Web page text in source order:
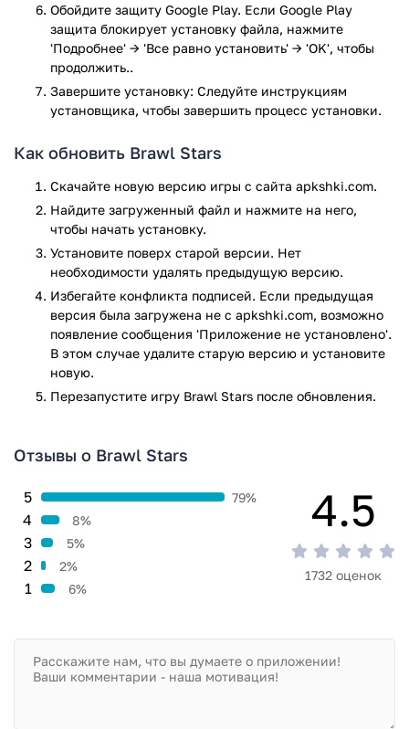
постараться собрать как можно больше звезд.
Победу одержат те, у кого будет больше звезд.
Ограбление. Постарайтесь добраться к сокровищу
соперника как можно незаметней и присвоить его.
Помните, что враг не дремлет и так же открыл охоту
на ваши драгоценности.
вы хороши в футболе. При этом целью будет забить
справится и победит. Учтите, что игра проводится
без красных карт.
Помимо этого вас ждут:
Столкновения. В этой игре доступен парный или
одиночный режим. Это самая настоящая битва на
выживание, где вам предстоит победить любой
ценой. Приложить максимум усилий и прокачайте
своего персонажа так, чтобы наверняка одержать
победу.
Особые события. Здесь у вас будет шанс сразиться
времени и для победы нужно обязательно уложиться
Докажите, что вы можете превзойти всех, займите одну из
первых позиций в лидерстве. Скачать приложение на
телефон можно совершенно бесплатно, чтобы начать свое
увлекательное приключение и доказать, что в боях вам нет
равных и не найдется ни одного игрока, который сможет
Игра Brawl Stars прошла проверку антивирусом VirusTotal.
В результате проверки по всем последним сигнатурам
заражения файлов не выявлено.
Обойдите защиту Google Play. Если Google Play
защита блокирует установку файла, нажмите
'Подробнее' → 'Все равно установить' → 'OK', чтобы
продолжить..
Завершите установку: Следуйте инструкциям
установщика, чтобы завершить процесс установки.
Как обновить Brawl Stars
Скачайте новую версию игры с сайта apkshki.com.
Найдите загруженный файл и нажмите на него,
чтобы начать установку.
Установите поверх старой версии. Нет
необходимости удалять предыдущую версию.
Избегайте конфликта подписей. Если предыдущая
версия была загружена не с apkshki.com, возможно
появление сообщения 'Приложение не установлено'.
В этом случае удалите старую версию и установите
новую.
Перезапустите игру Brawl Stars после обновления.
Отзывы о Brawl Stars
1 6%
2 2%
3 5%
4 8%
5 79% 4.5
1732 оценок